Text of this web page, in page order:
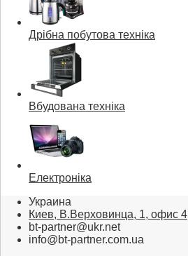
Дрібна побутова техніка
Вбудована техніка
Електроніка
Украина
Киев, В.Верховинца, 1, офис 4
bt-partner@ukr.net
info@bt-partner.com.ua